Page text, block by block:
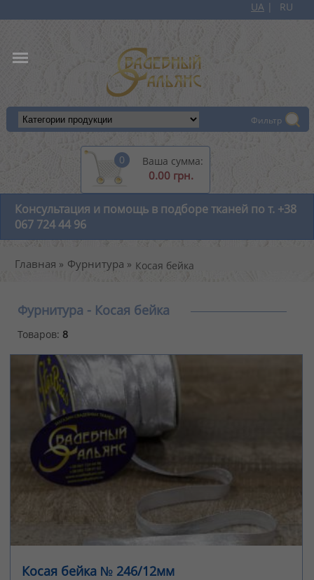
RU
UA
Фильтр
0 Ваша сумма:
0.00 грн.
Консультация и помощь в подборе тканей по т. +38
067 724 44 96
Главная Фурнитура Косая бейка
Фурнитура - Косая бейка
Товаров: 8
Косая бейка № 246/12мм